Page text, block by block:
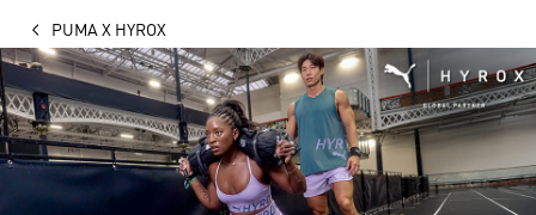
PUMA X HYROX